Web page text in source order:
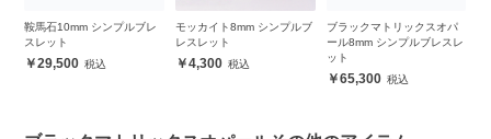
鞍馬石10mm シンプルブレ
スレット
29,500
モッカイト8mm シンプルブ
レスレット
4,300
ブラックマトリックスオパ
ール8mm シンプルブレスレ
ット
65,300